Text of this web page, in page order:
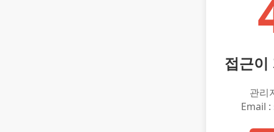
접근이
관리
Email